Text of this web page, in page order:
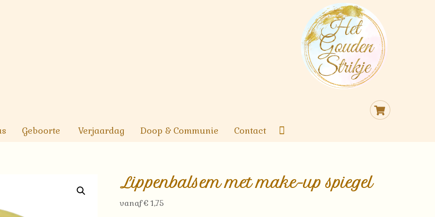
Cart
Geboorte Verjaardag Doop & Communie Contact
Lippenbalsem met make-up spiegel
vanaf€ 1,75